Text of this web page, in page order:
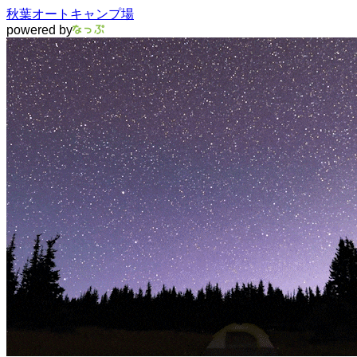
秋葉オートキャンプ場
powered by